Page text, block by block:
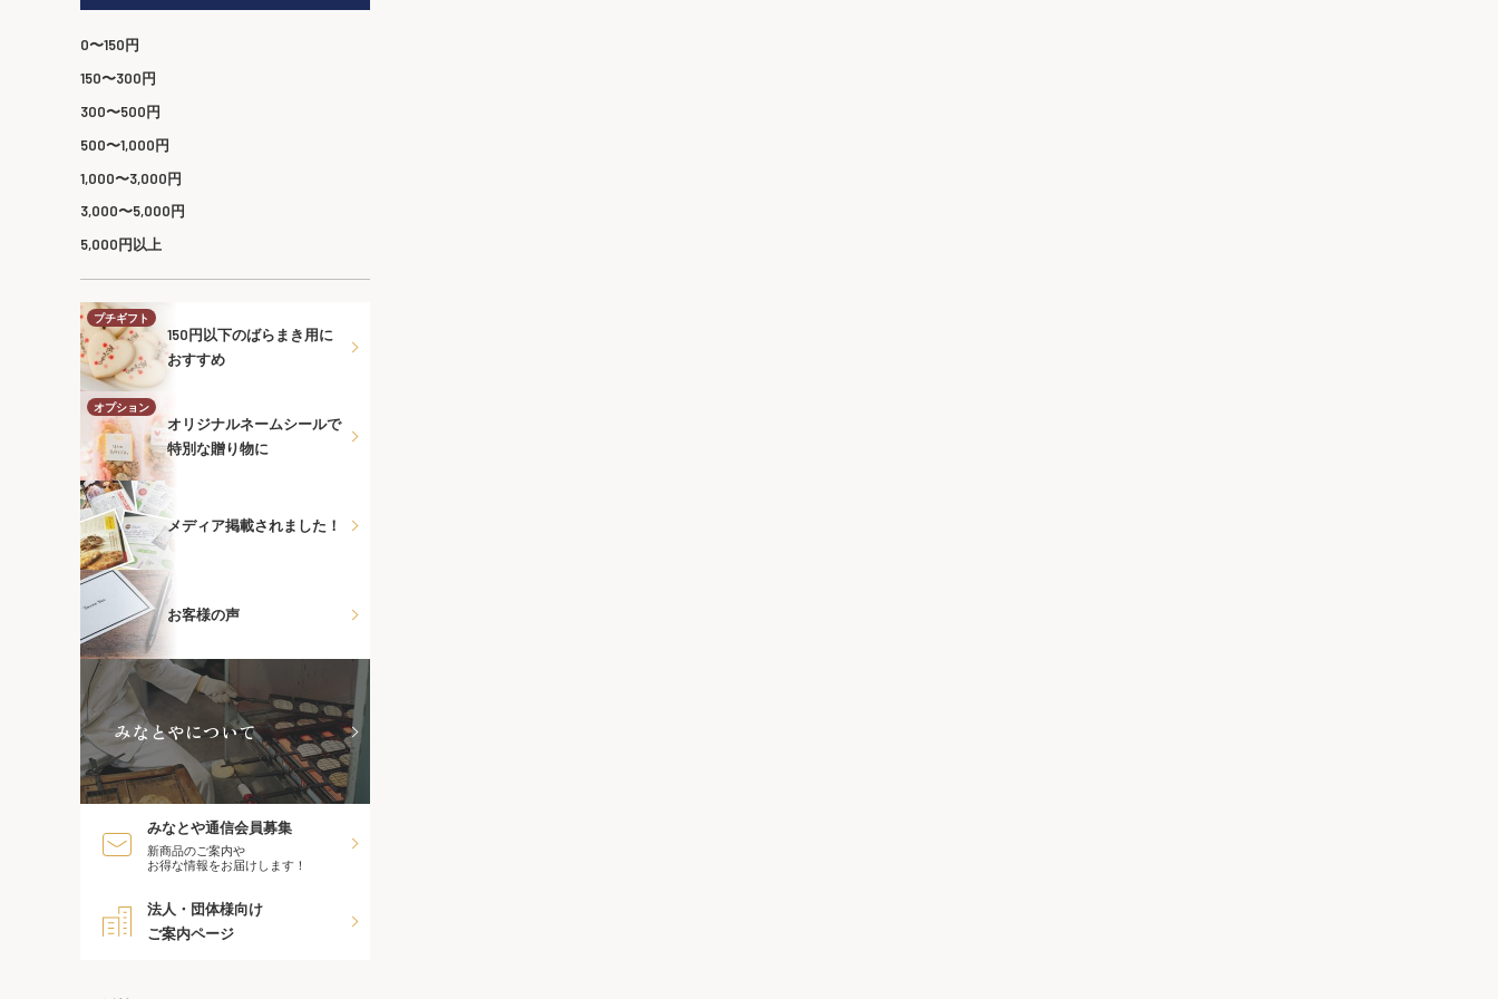
0〜150円
150〜300円
300〜500円
500〜1,000円
1,000〜3,000円
3,000〜5,000円
5,000円以上
プチギフト
150円以下のばらまき用に
おすすめ
オプション
オリジナルネームシールで
特別な贈り物に
メディア掲載されました！
お客様の声
みなとやについて
みなとや通信会員募集
新商品のご案内や
お得な情報をお届けします！
法人・団体様向け
ご案内ページ